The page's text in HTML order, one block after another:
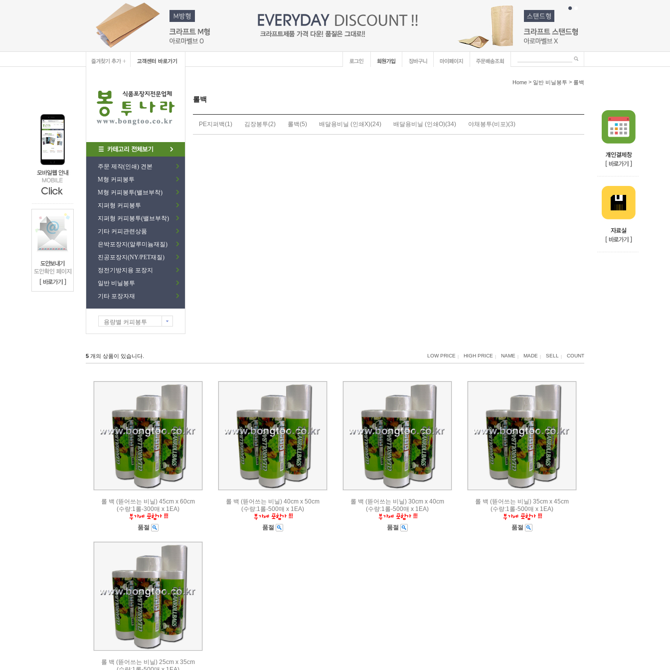
주문 제작(인쇄) 견본
M형 커피봉투
M형 커피봉투(밸브부착)
지퍼형 커피봉투
지퍼형 커피봉투(밸브부착)
기타 커피관련상품
은박포장지(알루미늄재질)
진공포장지(NY/PET재질)
정전기방지용 포장지
일반 비닐봉투
기타 포장자재
용량별 커피봉투
Home > 일반 비닐봉투 > 롤백
롤백
PE지퍼백(1) 김장봉투(2) 롤백(5) 배달용비닐 (인쇄X)(24) 배달용비닐 (인쇄O)(34) 야채봉투(비포)(3)
5 개의 상품이 있습니다. LOW PRICE HIGH PRICE NAME MADE SELL COUNT
롤 백 (뜯어쓰는 비닐) 45cm x 60cm
(수량:1롤-300매 x 1EA)
품절
롤 백 (뜯어쓰는 비닐) 40cm x 50cm
(수량:1롤-500매 x 1EA)
품절
롤 백 (뜯어쓰는 비닐) 30cm x 40cm
(수량:1롤-500매 x 1EA)
품절
롤 백 (뜯어쓰는 비닐) 35cm x 45cm
(수량:1롤-500매 x 1EA)
품절
롤 백 (뜯어쓰는 비닐) 25cm x 35cm